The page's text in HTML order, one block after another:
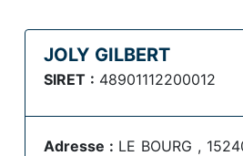
JOLY GILBERT
SIRET : 48901112200012
Adresse : LE BOURG ,